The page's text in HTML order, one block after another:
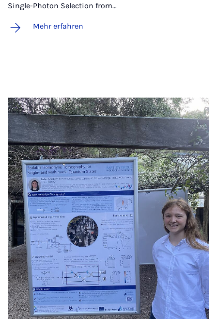
Single-Photon Selection from…
Mehr erfahren